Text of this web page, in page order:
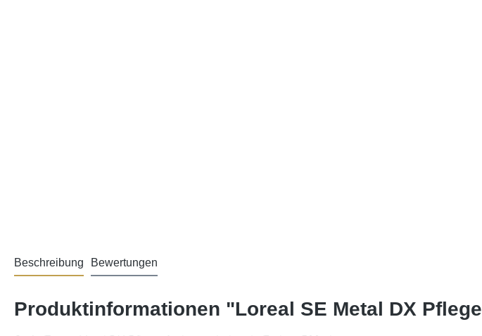
Beschreibung Bewertungen
Produktinformationen "Loreal SE Metal DX